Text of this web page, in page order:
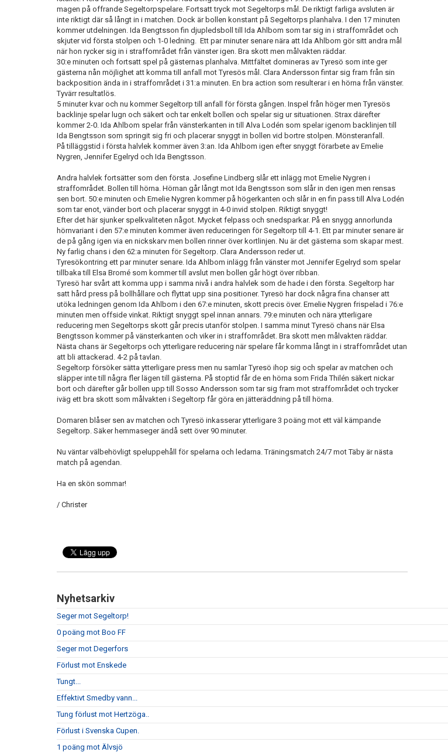
magen på offrande Segeltorpspelare. Fortsatt tryck mot Segeltorps mål. De riktigt farliga avsluten är
inte riktigt där så långt in i matchen. Dock är bollen konstant på Segeltorps planhalva. I den 17 minuten
kommer utdelningen. Ida Bengtsson fin djupledsboll till Ida Ahlbom som tar sig in i straffområdet och
skjuter vid första stolpen och 1-0 ledning. Ett par minuter senare nära att Ida Ahlbom gör sitt andra mål
när hon rycker sig in i straffområdet från vänster igen. Bra skott men målvakten räddar.
30:e minuten och fortsatt spel på gästernas planhalva. Mittfältet domineras av Tyresö som inte ger
gästerna nån möjlighet att komma till anfall mot Tyresös mål. Clara Andersson fintar sig fram från sin
backposition ända in i straffområdet i 31:a minuten. En bra action som resulterar i en hörna från vänster.
Tyvärr resultatlös.
5 minuter kvar och nu kommer Segeltorp till anfall för första gången. Inspel från höger men Tyresös
backlinje spelar lugn och säkert och tar enkelt bollen och spelar sig ur situationen. Strax därefter
kommer 2-0. Ida Ahlbom spelar från vänsterkanten in till Alva Lodén som spelar igenom backlinjen till
Ida Bengtsson som springit sig fri och placerar snyggt in bollen vid bortre stolpen. Mönsteranfall.
På tilläggstid i första halvlek kommer även 3:an. Ida Ahlbom igen efter snyggt förarbete av Emelie
Nygren, Jennifer Egelryd och Ida Bengtsson.
Andra halvlek fortsätter som den första. Josefine Lindberg slår ett inlägg mot Emelie Nygren i
straffområdet. Bollen till hörna. Hörnan går långt mot Ida Bengtsson som slår in den igen men rensas
sen bort. 50:e minuten och Emelie Nygren kommer på högerkanten och slår in en fin pass till Alva Lodén
som tar enot, vänder bort och placerar snyggt in 4-0 invid stolpen. Riktigt snyggt!
Efter det här sjunker spelkvaliteten något. Mycket felpass och snedsparkar. På en snygg annorlunda
hörnvariant i den 57:e minuten kommer även reduceringen för Segeltorp till 4-1. Ett par minuter senare är
de på gång igen via en nickskarv men bollen rinner över kortlinjen. Nu är det gästerna som skapar mest.
Ny farlig chans i den 62:a minuten för Segeltorp. Clara Andersson reder ut.
Tyresökontring ett par minuter senare. Ida Ahlbom inlägg från vänster mot Jennifer Egelryd som spelar
tillbaka till Elsa Bromé som kommer till avslut men bollen går högt över ribban.
Tyresö har svårt att komma upp i samma nivå i andra halvlek som de hade i den första. Segeltorp har
satt hård press på bollhållare och flyttat upp sina positioner. Tyresö har dock några fina chanser att
utöka ledningen genom Ida Ahlbom i den 67:e minuten, skott precis över. Emelie Nygren frispelad i 76:e
minuten men offside vinkat. Riktigt snyggt spel innan annars. 79:e minuten och nära ytterligare
reducering men Segeltorps skott går precis utanför stolpen. I samma minut Tyresö chans när Elsa
Bengtsson kommer på vänsterkanten och viker in i straffområdet. Bra skott men målvakten räddar.
Nästa chans är Segeltorps och ytterligare reducering när spelare får komma långt in i straffområdet utan
att bli attackerad. 4-2 på tavlan.
Segeltorp försöker sätta ytterligare press men nu samlar Tyresö ihop sig och spelar av matchen och
släpper inte till några fler lägen till gästerna. På stoptid får de en hörna som Frida Thilén säkert nickar
bort och därefter går bollen upp till Sosso Andersson som tar sig fram mot straffområdet och trycker
iväg ett bra skott som målvakten i Segeltorp får göra en jätteräddning på till hörna.
Domaren blåser sen av matchen och Tyresö inkasserar ytterligare 3 poäng mot ett väl kämpande
Segeltorp. Säker hemmaseger ändå sett över 90 minuter.
Nu väntar välbehövligt speluppehåll för spelarna och ledarna. Träningsmatch 24/7 mot Täby är nästa
match på agendan.
Ha en skön sommar!
/ Christer
Nyhetsarkiv
Seger mot Segeltorp!
0 poäng mot Boo FF
Seger mot Degerfors
Förlust mot Enskede
Tungt...
Effektivt Smedby vann...
Tung förlust mot Hertzöga..
Förlust i Svenska Cupen.
1 poäng mot Älvsjö